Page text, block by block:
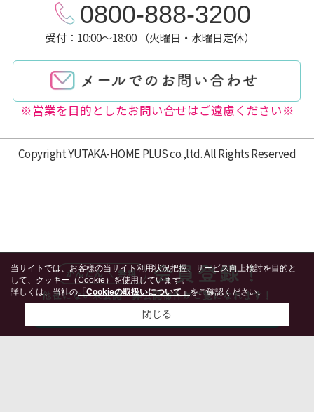
0800-888-3200
受付：10:00～18:00 （火曜日・水曜日定休）
※営業を目的としたお問い合せはご遠慮ください※
Copyright YUTAKA-HOME PLUS co.,ltd. All Rights Reserved
当サイトでは、お客様の当サイト利用状況把握、サービス向上検討を目的と
して、クッキー（Cookie）を使用しています。
詳しくは、当社の「Cookieの取扱いについて」をご確認ください。
閉じる